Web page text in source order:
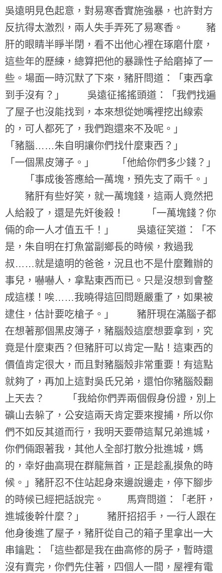
吳遠明見色起意，對易寒香實施強暴，也許對方
反抗得太激烈，兩人失手弄死了易寒香。 豬
肝的眼睛半睜半閉，看不出他心裡在琢磨什麼，
這些年的歷練，總算把他的暴躁性子給磨掉了一
些。場面一時沉默了下來，豬肝問道：「東西拿
到手沒有？」 吳遠征搖搖頭道：「我們找遍
了屋子也沒能找到，本來想從她嘴裡挖出線索
的，可人都死了，我們跑還來不及呢。」
「豬腦……朱自明讓你們找什麼東西？」
「一個黑皮簿子。」 「他給你們多少錢？」
「事成後答應給一萬塊，預先支了兩千。」
豬肝有些好笑，就一萬塊錢，這兩人竟然把
人給殺了，還是先奸後殺！ 「一萬塊錢？你
倆的命一人才值五千！」 吳遠征笑道：「不
是，朱自明在打魚當副鄉長的時候，救過我
叔……就是遠明的爸爸，況且也不是什麼難辦的
事兒，嚇嚇人，拿點東西而已。只是沒想到會整
成這樣！唉……我曉得這回問題嚴重了，如果被
逮住，估計要吃槍子。」 豬肝現在滿腦子都
在想著那個黑皮簿子，豬腦殼這麼想要拿到，究
竟是什麼東西？但豬肝可以肯定一點！這東西的
價值肯定很大，而且對豬腦殼非常重要！有這點
就夠了，再加上這對吳氏兄弟，還怕你豬腦殼翻
上天去？ 「我給你們弄兩個假身份證，別上
礦山去躲了，公安這兩天肯定要來搜捕，所以你
們不如反其道而行，我明天要帶這幫兄弟進城，
你們倆跟著我，其他人全部打散分批進城，媽
的，幸好曲高現在群龍無首，正是趁亂摸魚的時
候。」豬肝忍不住站起身來邊說邊走，停下腳步
的時候已經把話說完。 馬齊問道：「老肝，
進城後幹什麼？」 豬肝招招手，一行人跟在
他身後進了屋子，豬肝從自己的箱子里拿出一大
串鑰匙：「這些都是我在曲高修的房子，暫時還
沒有賣完，你們先住著，四個人一間，屋裡有電